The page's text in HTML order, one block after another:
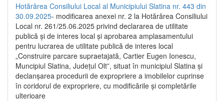
Hotărârea Consiliului Local al Municipiului Slatina nr. 443 din
30.09.2025- modificarea anexei nr. 2 la Hotărârea Consiliului
Local nr. 261/25.06.2025 privind declararea de utilitate
publică şi de interes local şi aprobarea amplasamentului
pentru lucrarea de utilitate publică de interes local
„Construire parcare supraetajată, Cartier Eugen Ionescu,
Muncipiul Slatina, Judeţul Olt”, situat în municipiul Slatina şi
declanşarea procedurii de expropriere a imobilelor cuprinse
în coridorul de expropriere, cu modificările şi completările
ulterioare